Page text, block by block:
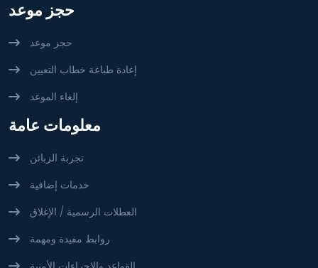
حجز موعد
حجز موعد
إعادة طباعة خطاب التعيين
إلغاء الموعد
معلومات عامة
تجربة الزبائن
خدمات إضافية
العطلات الرسمية / الإغلاق
روابط مفيدة ومهمة